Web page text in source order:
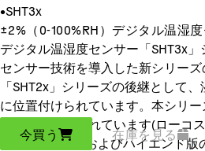
•SHT3x
±2%（0-100%RH）デジタル温湿
デジタル温湿度センサー「SHT3x
センサー技術を導入した新シリー
「SHT2x」シリーズの後継として
に位置付けられています。本シリ
ランクで構成されています(ローコ
版の「SHT31」およびハイエンド
今買う 在庫を見る